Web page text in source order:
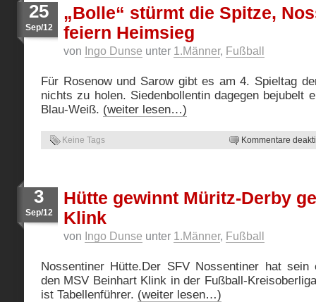
25
Sep/12
„Bolle“ stürmt die Spitze,
feiern Heimsieg
von Ingo Dunse unter 1.Männer, Fußball
Für Rosenow und Sarow gibt es am 4. Spieltag
nichts zu holen. Siedenbollentin dagegen bejubelt
Blau-Weiß. (weiter lesen…)
Keine Tags Kommentare
3
Sep/12
Hütte gewinnt Müritz-Derby
Klink
von Ingo Dunse unter 1.Männer, Fußball
Nossentiner Hütte.Der SFV Nossentiner hat sein
den MSV Beinhart Klink in der Fußball-
ist Tabellenführer. (weiter lesen…)